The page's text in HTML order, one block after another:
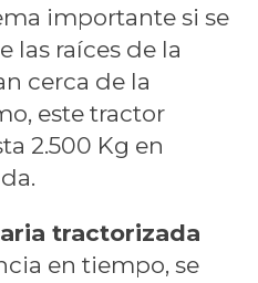
importante si se
las raíces de la
cerca de la
este tractor
2.500 Kg en
tractorizada
en tiempo, se